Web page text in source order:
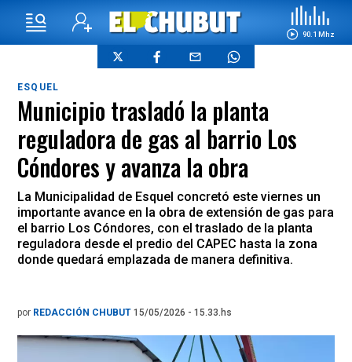
90.1 Mhz
ESQUEL
Municipio trasladó la planta
reguladora de gas al barrio Los
Cóndores y avanza la obra
La Municipalidad de Esquel concretó este viernes un
importante avance en la obra de extensión de gas para
el barrio Los Cóndores, con el traslado de la planta
reguladora desde el predio del CAPEC hasta la zona
donde quedará emplazada de manera definitiva.
por REDACCIÓN CHUBUT 15/05/2026 - 15.33.hs